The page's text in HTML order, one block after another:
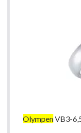
OlympenVB3-